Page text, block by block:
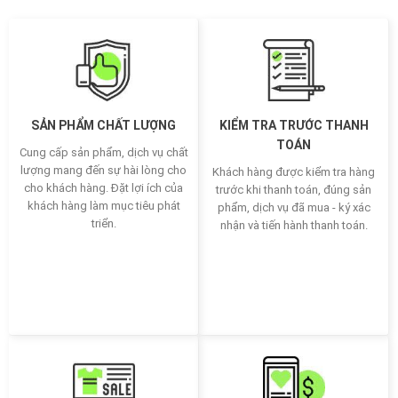
SẢN PHẨM CHẤT LƯỢNG
Cung cấp sản phẩm, dịch vụ chất
lượng mang đến sự hài lòng cho
cho khách hàng. Đặt lợi ích của
khách hàng làm mục tiêu phát
triển.
KIỂM TRA TRƯỚC THANH
TOÁN
Khách hàng được kiểm tra hàng
trước khi thanh toán, đúng sản
phẩm, dịch vụ đã mua - ký xác
nhận và tiến hành thanh toán.